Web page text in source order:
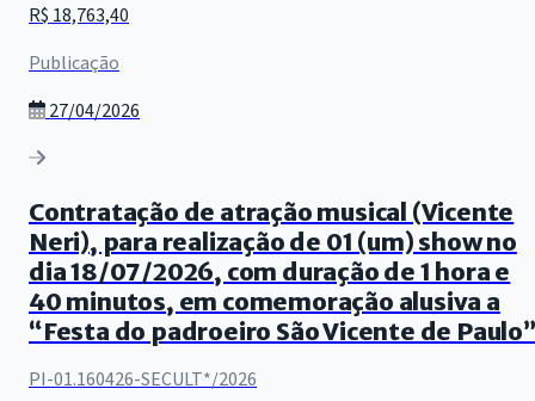
R$ 18,763,40
Publicação
27/04/2026
Contratação de atração musical (Vicente
Neri), para realização de 01 (um) show no
dia 18/07/2026, com duração de 1 hora e
40 minutos, em comemoração alusiva a
“Festa do padroeiro São Vicente de Paulo”
PI-01.160426-SECULT*/2026